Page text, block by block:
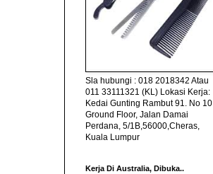
Sla hubungi : 018 2018342 Atau
011 33111321 (KL) Lokasi Kerja:
Kedai Gunting Rambut 91. No 10
Ground Floor, Jalan Damai
Perdana, 5/1B,56000,Cheras,
Kuala Lumpur
Kerja Di Australia, Dibuka..